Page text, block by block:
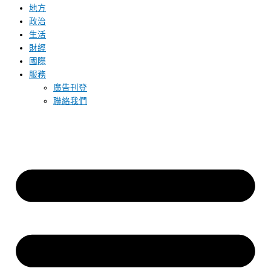
地方
政治
生活
財經
國際
服務
廣告刊登
聯絡我們